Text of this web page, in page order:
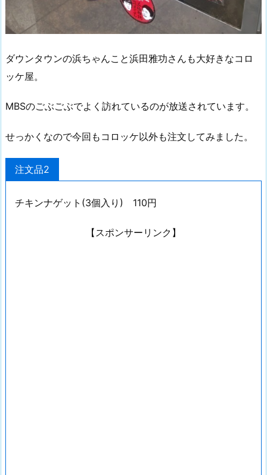
ダウンタウンの浜ちゃんこと浜田雅功さんも大好きなコロ
ッケ屋。
MBSのごぶごぶでよく訪れているのが放送されています。
せっかくなので今回もコロッケ以外も注文してみました。
注文品2
チキンナゲット(3個入り) 110円
【スポンサーリンク】